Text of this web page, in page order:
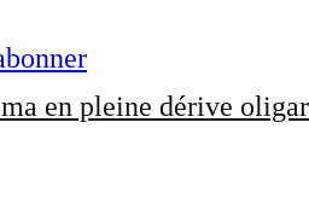
en pleine dérive